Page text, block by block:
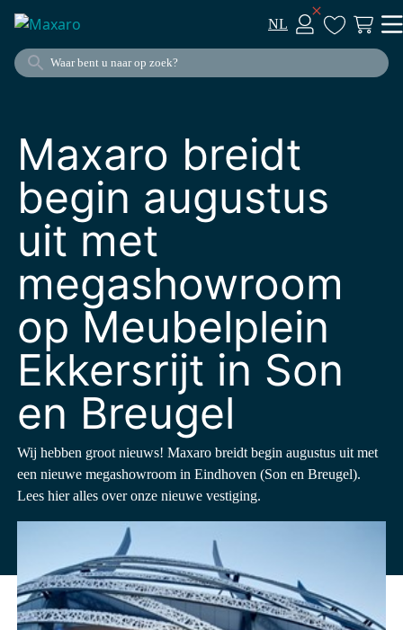
NL
Maxaro breidt
begin augustus
uit met
megashowroom
op Meubelplein
Ekkersrijt in Son
en Breugel
Wij hebben groot nieuws! Maxaro breidt begin augustus uit met
een nieuwe megashowroom in Eindhoven (Son en Breugel).
Lees hier alles over onze nieuwe vestiging.